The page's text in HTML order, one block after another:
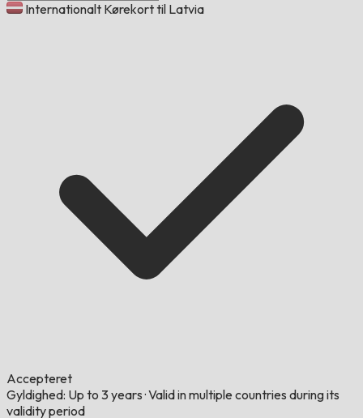
Internationalt Kørekort til Latvia
Accepteret
Gyldighed: Up to 3 years ·Valid in multiple countries during its
validity period